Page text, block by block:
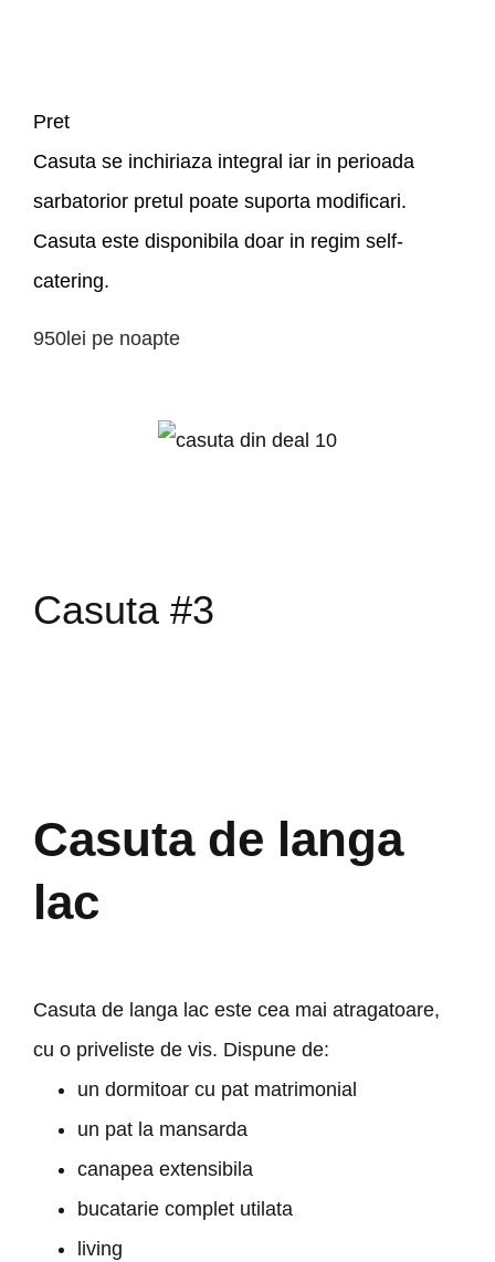
Pret
Casuta se inchiriaza integral iar in perioada
sarbatorior pretul poate suporta modificari.
Casuta este disponibila doar in regim self-
catering.
950lei pe noapte
Casuta de langa
lac
Casuta de langa lac este cea mai atragatoare,
cu o priveliste de vis. Dispune de:
un dormitoar cu pat matrimonial
un pat la mansarda
canapea extensibila
bucatarie complet utilata
living
Casuta #3